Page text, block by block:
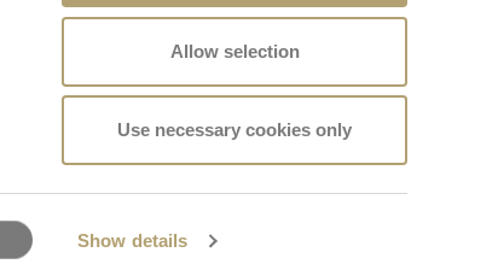
Show details
Allow selection
Use necessary cookies only
Πολιτική απορρήτου
Πολιτική cookies
Πολιτική ποιότητας
Προσβασιμότητα
Design for Baby Wellness
Καταγγελίες
Facebook Instagram